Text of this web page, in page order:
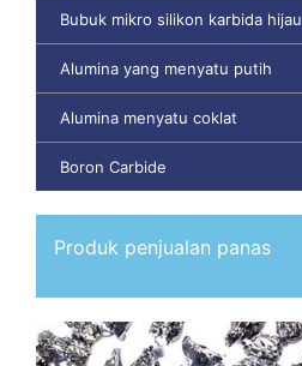
Bubuk mikro silikon karbida hijau
Alumina yang menyatu putih
Alumina menyatu coklat
Boron Carbide
Produk penjualan panas